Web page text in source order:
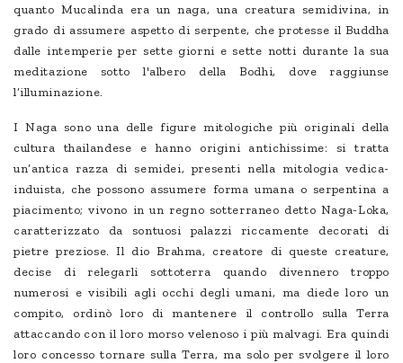
quanto Mucalinda era un naga, una creatura semidivina, in
grado di assumere aspetto di serpente, che protesse il Buddha
dalle intemperie per sette giorni e sette notti durante la sua
meditazione sotto l'albero della Bodhi, dove raggiunse
l’illuminazione.
I Naga sono una delle figure mitologiche più originali della
cultura thailandese e hanno origini antichissime: si tratta
un’antica razza di semidei, presenti nella mitologia vedica-
induista, che possono assumere forma umana o serpentina a
piacimento; vivono in un regno sotterraneo detto Naga-Loka,
caratterizzato da sontuosi palazzi riccamente decorati di
pietre preziose. Il dio Brahma, creatore di queste creature,
decise di relegarli sottoterra quando divennero troppo
numerosi e visibili agli occhi degli umani, ma diede loro un
compito, ordinò loro di mantenere il controllo sulla Terra
attaccando con il loro morso velenoso i più malvagi. Era quindi
loro concesso tornare sulla Terra, ma solo per svolgere il loro